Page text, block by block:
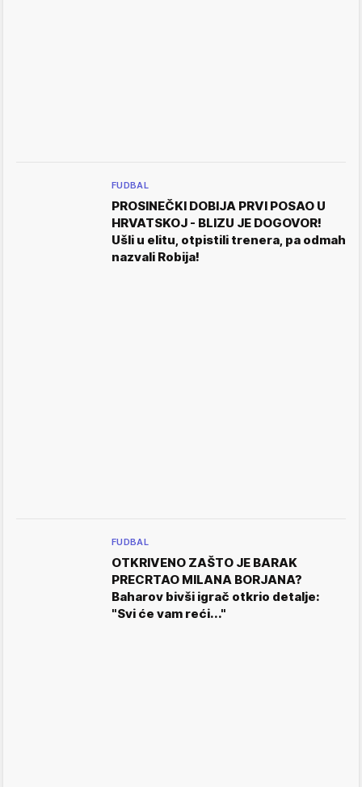
FUDBAL
PROSINEČKI DOBIJA PRVI POSAO U
HRVATSKOJ - BLIZU JE DOGOVOR!
Ušli u elitu, otpistili trenera, pa odmah
nazvali Robija!
FUDBAL
OTKRIVENO ZAŠTO JE BARAK
PRECRTAO MILANA BORJANA?
Baharov bivši igrač otkrio detalje:
"Svi će vam reći..."